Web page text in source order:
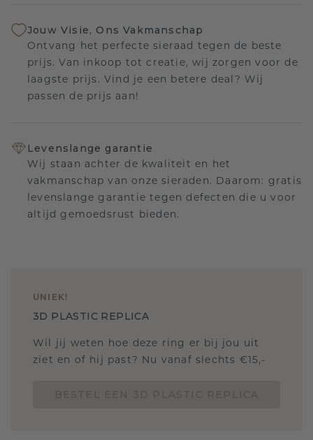
Jouw Visie, Ons Vakmanschap
Ontvang het perfecte sieraad tegen de beste
prijs. Van inkoop tot creatie, wij zorgen voor de
laagste prijs. Vind je een betere deal? Wij
passen de prijs aan!
Levenslange garantie
Wij staan achter de kwaliteit en het
vakmanschap van onze sieraden. Daarom: gratis
levenslange garantie tegen defecten die u voor
altijd gemoedsrust bieden.
UNIEK!
3D PLASTIC REPLICA
Wil jij weten hoe deze ring er bij jou uit
ziet en of hij past? Nu vanaf slechts €15,-